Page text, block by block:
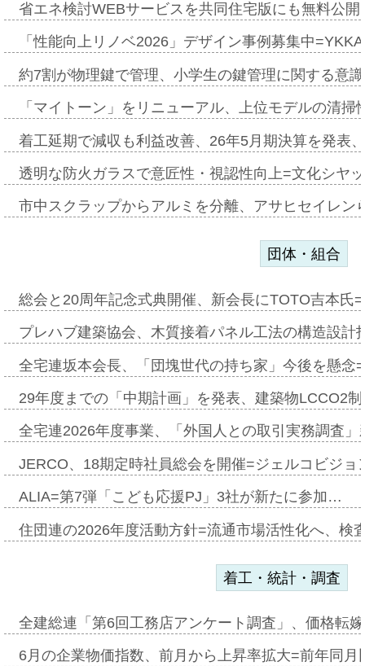
省エネ検討WEBサービスを共同住宅版にも無料公
「性能向上リノベ2026」デザイン事例募集中
約7割が物理鍵で管理、小学生の鍵管理に関する意
「マイトーン」をリニューアル、上位モデルの清
着工延期で減収も利益改善、26年5月期決算を発表
透明な防火ガラスで意匠性・視認性向上=文化シヤ
市中スクラップからアルミを分離、アサヒセイレ
団体・組合
総会と20周年記念式典開催、新会長にTOTO吉本氏
プレハブ建築協会、木質接着パネル工法の構造設
全宅連坂本会長、「団塊世代の持ち家」今後を懸
29年度までの「中期計画」を発表、建築物LCCO2
全宅連2026年度事業、「外国人との取引実務調査
JERCO、18期定時社員総会を開催=ジェルコビジ
ALIA=第7弾「こども応援PJ」3社が新たに参加…
住団連の2026年度活動方針=流通市場活性化へ、検
着工・統計・調査
全建総連「第6回工務店アンケート調査」、価格転
6月の企業物価指数、前月から上昇率拡大=前年同